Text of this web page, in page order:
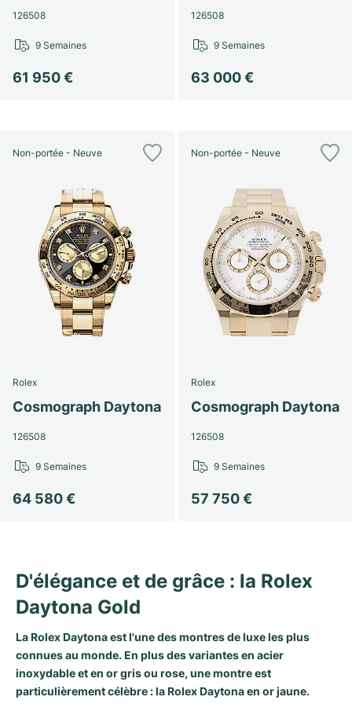
126508
61 950 €
9 Semaines
126508
63 000 €
9 Semaines
Non-portée - Neuve
Rolex
Cosmograph Daytona
126508
64 580 €
9 Semaines
Non-portée - Neuve
Rolex
Cosmograph Daytona
126508
57 750 €
9 Semaines
D'élégance et de grâce : la Rolex
Daytona Gold
LaRolex Daytonaest l'une des montres de luxe les plus
connues au monde. En plus des variantes en acier
inoxydable et en or gris ou rose, une montre est
particulièrement célèbre : la Rolex Daytona en or jaune.